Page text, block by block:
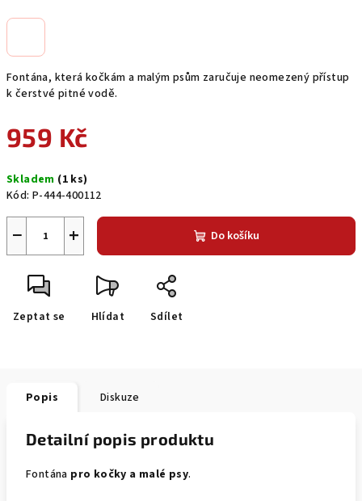
Fontána, která kočkám a malým psům zaručuje neomezený přístup
k čerstvé pitné vodě.
959 Kč
cena:
Skladem (1 ks)
Kód: P-444-400112
+
− Do košíku
Zeptat se Hlídat Sdílet
Popis Diskuze
Detailní popis produktu
Fontána pro kočky a malé psy.